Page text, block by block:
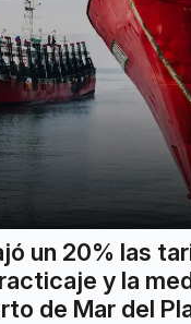
un 20% las
y la
de Mar del